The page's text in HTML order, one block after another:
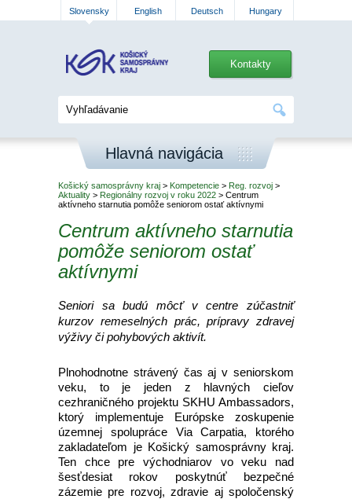
Slovensky English Deutsch Hungary
Kontakty
Hlavná navigácia
Košický samosprávny kraj > Kompetencie > Reg. rozvoj >
Aktuality > Regionálny rozvoj v roku 2022 > Centrum
aktívneho starnutia pomôže seniorom ostať aktívnymi
Centrum aktívneho starnutia
pomôže seniorom ostať
aktívnymi
Seniori sa budú môcť v centre zúčastniť
kurzov remeselných prác, prípravy zdravej
výživy či pohybových aktivít.
Plnohodnotne strávený čas aj v seniorskom
veku, to je jeden z hlavných cieľov
cezhraničného projektu SKHU Ambassadors,
ktorý implementuje Európske zoskupenie
územnej spolupráce Via Carpatia, ktorého
zakladateľom je Košický samosprávny kraj.
Ten chce pre východniarov vo veku nad
šesťdesiat rokov poskytnúť bezpečné
zázemie pre rozvoj, zdravie aj spoločenský